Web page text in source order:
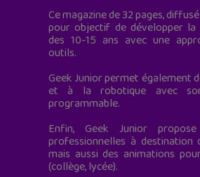
Ce magazine de 32 pages,
pour objectif de développer la
des 10-15 ans avec une
outils.
Geek Junior permet également
et à la robotique avec
programmable.
Enfin, Geek Junior
professionnelles à destination
mais aussi des animations
(collège, lycée).